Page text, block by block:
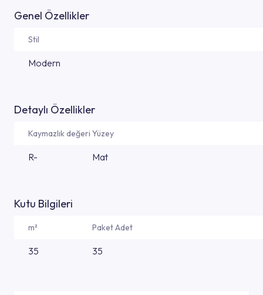
Genel Özellikler
Stil
Modern
Detaylı Özellikler
Kaymazlık değeri Yüzey
R- Mat
Kutu Bilgileri
m² Paket Adet
35 35